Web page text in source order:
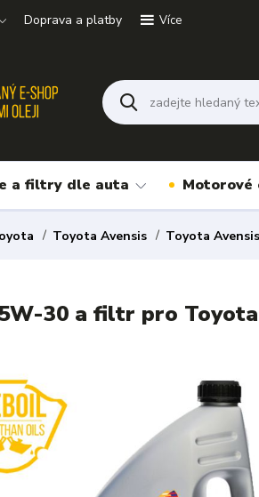
Doprava a platby Více
a filtry dle auta Motorové
Toyota Avensis Toyota
30 a filtr pro